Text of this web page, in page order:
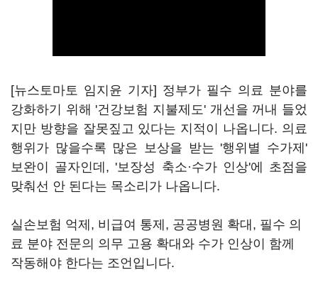
[뉴스토마토 임지윤 기자] 정부가 필수 의료 분야를
강화하기 위해 '건강보험 지불제도' 개선을 꺼내 들었
지만 방향을 잘못짚고 있다는 지적이 나옵니다. 의료
행위가 많을수록 많은 보상을 받는 '행위별 수가제'
보완이 골자인데, '보장성 축소·수가 인상'에 초점을
맞춰선 안 된다는 목소리가 나옵니다.
실손보험 억제, 비급여 통제, 공공병원 확대, 필수 의
료 분야 전문의 의무 고용 확대와 수가 인상이 함께
작동해야 한다는 조언입니다.